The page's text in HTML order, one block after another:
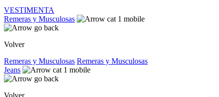
VESTIMENTA
Remeras y Musculosas
Volver
Remeras y Musculosas Remeras y Musculosas
Jeans
Volver